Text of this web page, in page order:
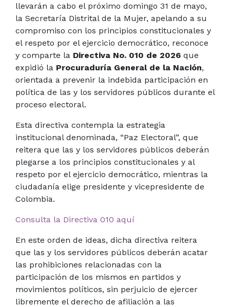
llevarán a cabo el próximo domingo 31 de mayo,
la Secretaría Distrital de la Mujer, apelando a su
compromiso con los principios constitucionales y
el respeto por el ejercicio democrático, reconoce
y comparte la Directiva No. 010 de 2026 que
expidió la Procuraduría General de la Nación,
orientada a prevenir la indebida participación en
política de las y los servidores públicos durante el
proceso electoral.
Esta directiva contempla la estrategia
institucional denominada, “Paz Electoral”, que
reitera que las y los servidores públicos deberán
plegarse a los principios constitucionales y al
respeto por el ejercicio democrático, mientras la
ciudadanía elige presidente y vicepresidente de
Colombia.
Consulta la Directiva 010 aquí
En este orden de ideas, dicha directiva reitera
que las y los servidores públicos deberán acatar
las prohibiciones relacionadas con la
participación de los mismos en partidos y
movimientos políticos, sin perjuicio de ejercer
libremente el derecho de afiliación a las